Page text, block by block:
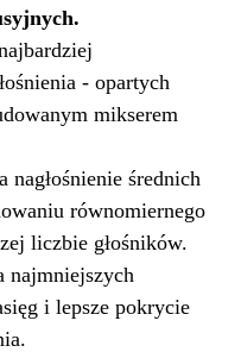
- opartych
mikserem
nagłośnienie średnich
równomiernego
liczbie głośników.
najmniejszych
i lepsze pokrycie